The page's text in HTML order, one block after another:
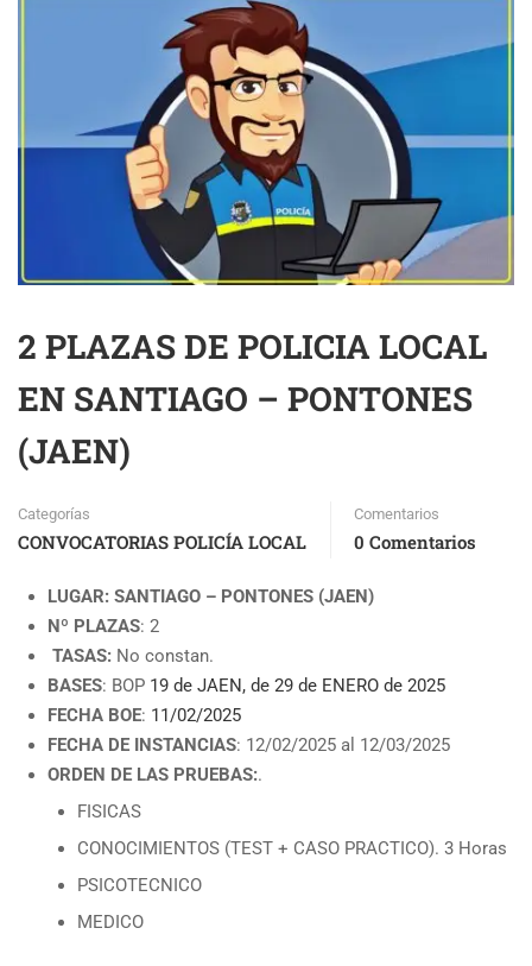
2 PLAZAS DE POLICIA LOCAL
EN SANTIAGO – PONTONES
(JAEN)
Categorías
CONVOCATORIAS POLICÍA LOCAL
Comentarios
0 Comentarios
LUGAR: SANTIAGO – PONTONES (JAEN)
Nº PLAZAS: 2
TASAS: No constan.
BASES: BOP 19 de JAEN, de 29 de ENERO de 2025
FECHA BOE: 11/02/2025
FECHA DE INSTANCIAS: 12/02/2025 al 12/03/2025
ORDEN DE LAS PRUEBAS:.
FISICAS
CONOCIMIENTOS (TEST + CASO PRACTICO). 3 Horas
PSICOTECNICO
MEDICO